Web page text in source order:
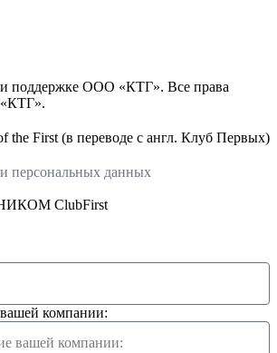
поддержке ООО «КТГ». Все права
the First (в переводе с англ. Клуб Первых)
персональных данных
ClubFirst
компании: